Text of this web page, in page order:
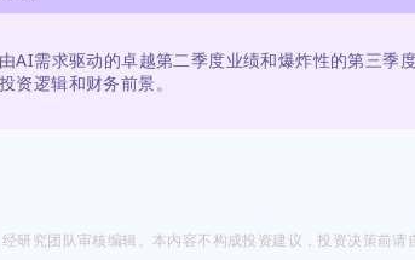
由AI需求驱动的卓越第二季度业绩和爆炸性的第三季
投资逻辑和财务前景。
研究团队审核编辑。本内容不构成投资建议，投资决策前请